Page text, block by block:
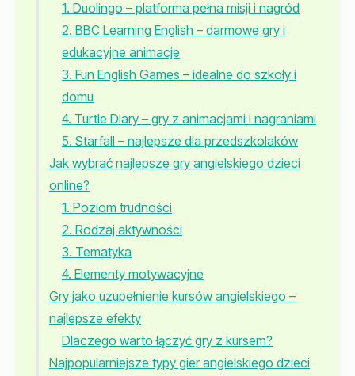
1. Duolingo – platforma pełna misji i nagród
2. BBC Learning English – darmowe gry i
edukacyjne animacje
3. Fun English Games – idealne do szkoły i
domu
4. Turtle Diary – gry z animacjami i nagraniami
5. Starfall – najlepsze dla przedszkolaków
Jak wybrać najlepsze gry angielskiego dzieci
online?
1. Poziom trudności
2. Rodzaj aktywności
3. Tematyka
4. Elementy motywacyjne
Gry jako uzupełnienie kursów angielskiego –
najlepsze efekty
Dlaczego warto łączyć gry z kursem?
Najpopularniejsze typy gier angielskiego dzieci